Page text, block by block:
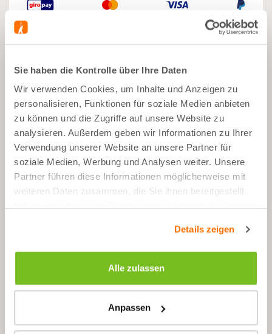
Sie haben die Kontrolle über Ihre Daten
Wir verwenden Cookies, um Inhalte und Anzeigen zu
personalisieren, Funktionen für soziale Medien anbieten
zu können und die Zugriffe auf unsere Website zu
analysieren. Außerdem geben wir Informationen zu Ihrer
Verwendung unserer Website an unsere Partner für
soziale Medien, Werbung und Analysen weiter. Unsere
Partner führen diese Informationen möglicherweise mit
weiteren Daten zusammen, die Sie ihnen bereitgestellt
Details zeigen
Alle zulassen
Anpassen
Was gut daran ist
Sportziel
Vitamin B3, B6 & B12
Koffein
Inhaltsstoffe